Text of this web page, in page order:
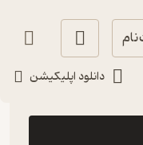
دانلود اپلیکیشن
10,000